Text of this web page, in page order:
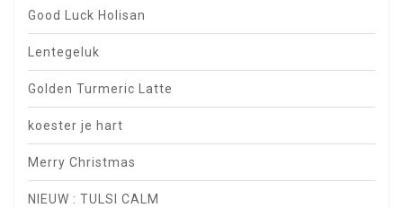
Good Luck Holisan
Lentegeluk
Golden Turmeric Latte
koester je hart
Merry Christmas
NIEUW : TULSI CALM